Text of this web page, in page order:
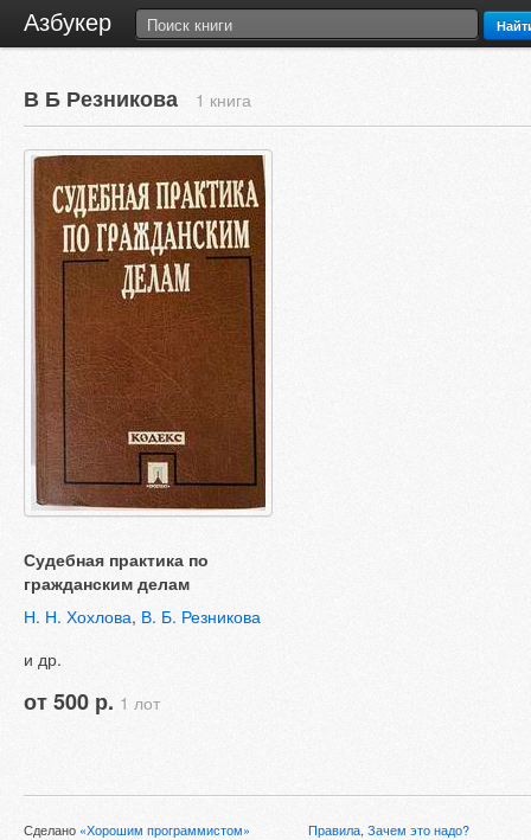
Азбукер
В Б Резникова 1 книга
Судебная практика по
гражданским делам
Н. Н. Хохлова, В. Б. Резникова
и др.
от 500 р. 1 лот
Сделано «Хорошим программистом» Правила, Зачем это надо?